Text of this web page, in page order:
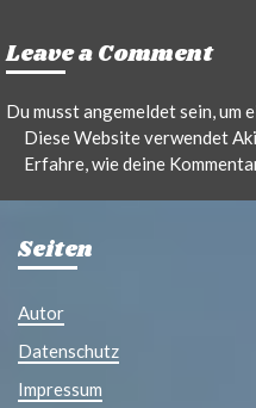
Leave a Comment
Du musstangemeldetsein, um
Diese Website verwendet
Erfahre, wie deine
Seiten
Autor
Datenschutz
Impressum